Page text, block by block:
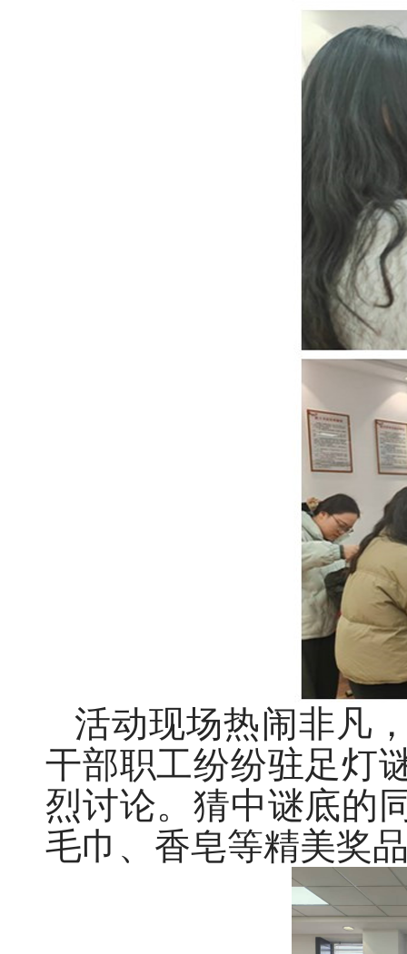
活动现场热闹非凡
干部职工纷纷驻足灯
烈讨论。猜中谜底的
毛巾、香皂等精美奖